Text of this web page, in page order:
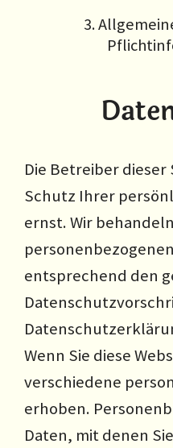
3.
Die Betreiber
Schutz Ihrer
ernst. Wir
entsprechend den
Wenn Sie diese
verschiedene
erhoben.
Daten, mit denen